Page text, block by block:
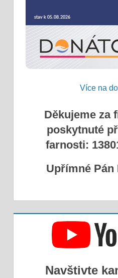
Více na
Děkujeme za
poskytnuté
farnosti:
Upřímné
Navštivte